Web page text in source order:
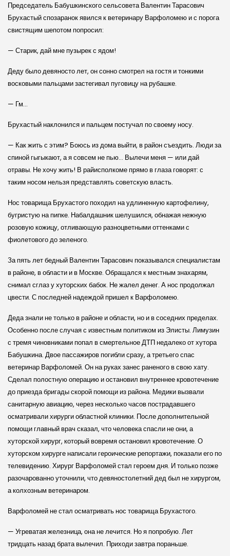
Председатель Бабушкинского сельсовета Валентин Тарасович
Брухастый спозаранок явился к ветеринару Варфоломею и с порога
свистящим шепотом попросил:
— Старик, дай мне пузырек с ядом!
Деду было девяносто лет, он сонно смотрел на гостя и тонкими
восковыми пальцами застегивал пуговицу на рубашке.
— Гм…
Брухастый наклонился и пальцем постучал по своему носу.
— Как жить с этим? Боюсь из дома выйти, в район съездить. Люди за
спиной гыгыкают, а я совсем не пью… Вылечи меня — или дай
отравы. Не хочу жить! В райисполкоме прямо в глаза говорят: с
таким носом нельзя представлять советскую власть.
Нос товарища Брухастого походил на удлиненную картофелину,
бугристую на пипке. Набалдашник шелушился, обнажая нежную
розовую кожицу, отливающую разноцветными оттенками с
фиолетового до зеленого.
За пять лет бедный Валентин Тарасович показывался специалистам
в районе, в области и в Москве. Обращался к местным знахарям,
снимал сглаз у хуторских бабок. Не жалел денег. А нос продолжал
цвести. С последней надеждой пришел к Варфоломею.
Деда знали не только в районе и области, но и в соседних пределах.
Особенно после случая с известным политиком из Элисты. Лимузин
с тремя чиновниками попал в смертельное ДТП недалеко от хутора
Бабушкина. Двое пассажиров погибли сразу, а третьего спас
ветеринар Варфоломей. Он на руках занес раненого в свою хату.
Сделал полостную операцию и остановил внутреннее кровотечение
до приезда бригады скорой помощи из района. Медики вызвали
санитарную авиацию, через несколько часов пострадавшего
осматривали хирурги областной клиники. После дополнительной
помощи главный врач сказал, что человека спасли не они, а
хуторской хирург, который вовремя остановил кровотечение. О
хуторском хирурге написали героические репортажи, показали его по
телевидению. Хирург Варфоломей стал героем дня. И только позже
разочарованно уточнили, что девяностолетний дед был не хирургом,
а колхозным ветеринаром.
Варфоломей не стал осматривать нос товарища Брухастого.
— Угреватая железница, она не лечится. Но я попробую. Лет
тридцать назад брата вылечил. Приходи завтра пораньше.